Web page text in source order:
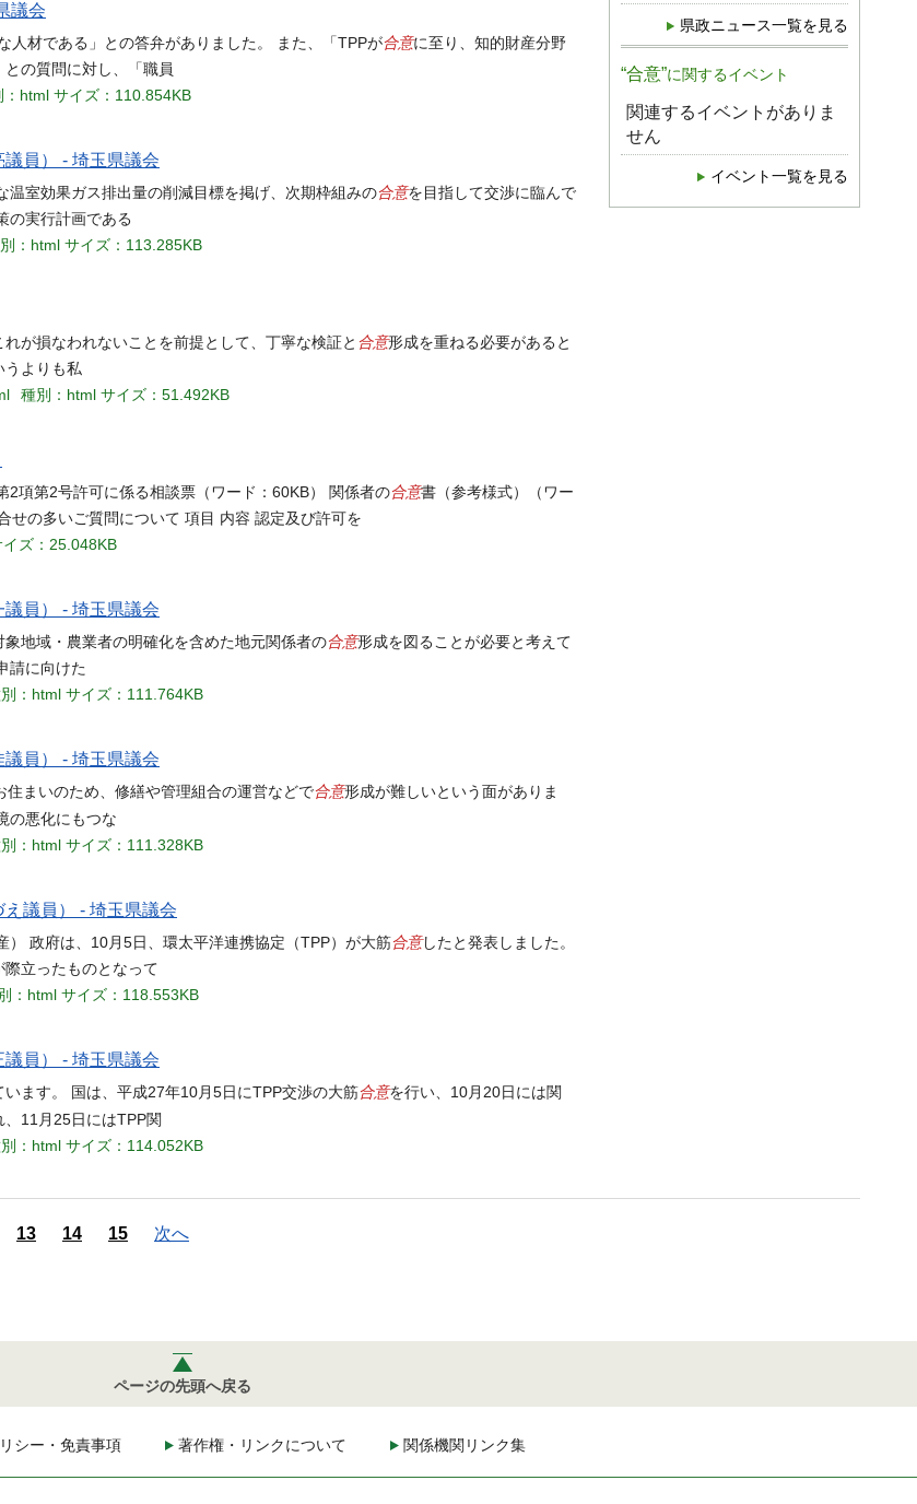
県政ニュース一覧を見る
“合意”に関するイベント
関連するイベントがありま
せん
イベント一覧を見る
議会
人材である」との答弁がありました。 また、「TPPが合意に至り、知的財産分野
の質問に対し、「職員
html サイズ：110.854KB
員） - 埼玉県議会
室効果ガス排出量の削減目標を掲げ、次期枠組みの合意を目指して交渉に臨んで
の実行計画である
：html サイズ：113.285KB
が損なわれないことを前提として、丁寧な検証と 合意形成を重ねる必要があると
うよりも私
種別：html サイズ：51.492KB
項第2号許可に係る相談票（ワード：60KB） 関係者の合意書（参考様式）（ワー
せの多いご質問について 項目 内容 認定及び許可を
イズ：25.048KB
員） - 埼玉県議会
地域・農業者の明確化を含めた地元関係者の合意形成を図ることが必要と考えて
請に向けた
：html サイズ：111.764KB
員） - 埼玉県議会
まいのため、修繕や管理組合の運営などで合意形成が難しいという面がありま
の悪化にもつな
：html サイズ：111.328KB
議員） - 埼玉県議会
政府は、10月5日、環太平洋連携協定（TPP）が大筋合意したと発表しました。
立ったものとなって
：html サイズ：118.553KB
員） - 埼玉県議会
ます。 国は、平成27年10月5日にTPP交渉の大筋合意を行い、10月20日には関
11月25日にはTPP関
：html サイズ：114.052KB
13 14 15 次へ
ページの先頭へ戻る
シー・免責事項 著作権・リンクについて 関係機関リンク集